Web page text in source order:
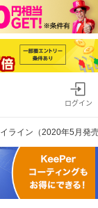
ログイン
ライン（2020年5月発